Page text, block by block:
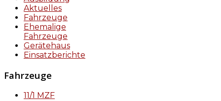
Aktuelles
Fahrzeuge
Ehemalige
Fahrzeuge
Gerätehaus
Einsatzberichte
Fahrzeuge
11/1 MZF